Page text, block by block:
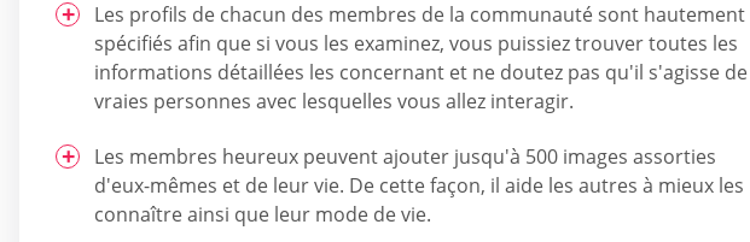
Les profils de chacun des membres de la communauté sont hautement
spécifiés afin que si vous les examinez, vous puissiez trouver toutes les
informations détaillées les concernant et ne doutez pas qu'il s'agisse de
vraies personnes avec lesquelles vous allez interagir.
Les membres heureux peuvent ajouter jusqu'à 500 images assorties
d'eux-mêmes et de leur vie. De cette façon, il aide les autres à mieux les
connaître ainsi que leur mode de vie.